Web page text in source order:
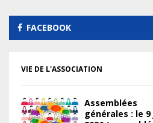
FACEBOOK
VIE DE L'ASSOCIATION
Assemblées
générales : le